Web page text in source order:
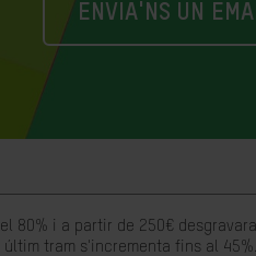
ENVIA'NS UN
i a partir de 250€
tram s'incrementa fins al 45%.